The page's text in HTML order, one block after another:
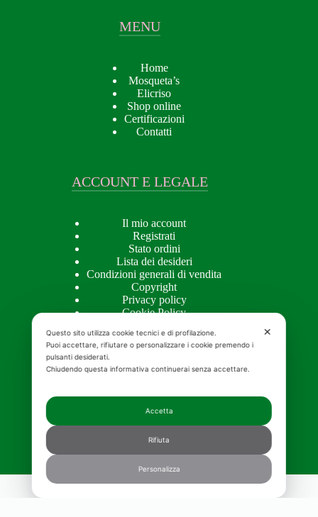
MENU
Home
Mosqueta’s
Elicriso
Shop online
Certificazioni
Contatti
ACCOUNT E LEGALE
Il mio account
Registrati
Stato ordini
Lista dei desideri
Condizioni generali di vendita
Copyright
Privacy policy
Cookie Policy
APPROFONDIMENTI
Creme naturali per il viso bio
Olio alla rosa mosqueta
Crema antirughe pelle grassa
Crema corpo idratante migliore
Contorno occhi bio
✕
Questo sito utilizza cookie tecnici e di profilazione.
Puoi accettare, rifiutare o personalizzare i cookie premendo i
pulsanti desiderati.
Chiudendo questa informativa continuerai senza accettare.
Accetta
Rifiuta
Personalizza